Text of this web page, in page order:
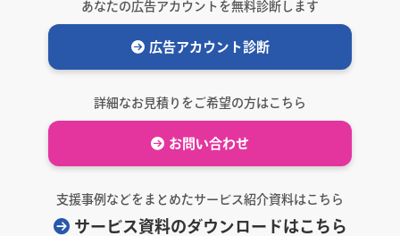
あなたの広告アカウントを無料診断します
広告アカウント診断
詳細なお見積りをご希望の方はこちら
お問い合わせ
支援事例などをまとめたサービス紹介資料はこちら
サービス資料のダウンロードはこちら